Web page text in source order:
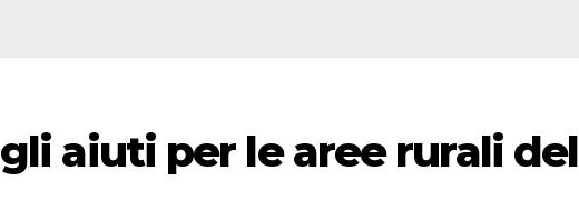
aiuti per le aree rurali del